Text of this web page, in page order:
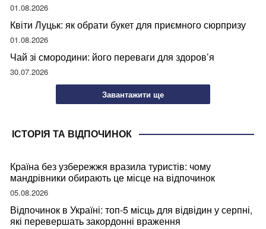
01.08.2026
Квіти Луцьк: як обрати букет для приємного сюрпризу
01.08.2026
Чай зі смородини: його переваги для здоров’я
30.07.2026
Завантажити ще
ІСТОРІЯ ТА ВІДПОЧИНОК
Країна без узбережжя вразила туристів: чому
мандрівники обирають це місце на відпочинок
05.08.2026
Відпочинок в Україні: топ-5 місць для відвідин у серпні,
які перевершать закордонні враження